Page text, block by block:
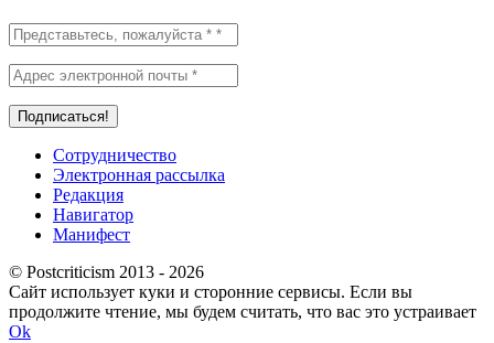
Сотрудничество
Электронная рассылка
Редакция
Навигатор
Манифест
© Postcriticism 2013 - 2026
Сайт использует куки и сторонние сервисы. Если вы
продолжите чтение, мы будем считать, что вас это устраивает
Ok